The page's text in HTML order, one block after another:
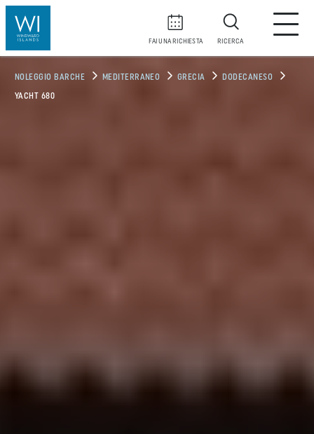
FAI UNA RICHIESTA RICERCA
NOLEGGIO BARCHE MEDITERRANEO GRECIA DODECANESO
YACHT 680